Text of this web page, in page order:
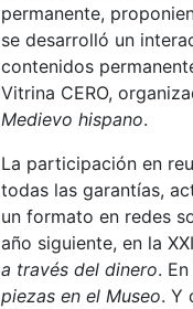
permanente,
se desarrolló un
contenidos
Vitrina CERO,
Medievo hispano.
La participación en
todas las garantías,
un formato en redes
año siguiente, en la
a través del dinero.
piezas en el Museo. Y